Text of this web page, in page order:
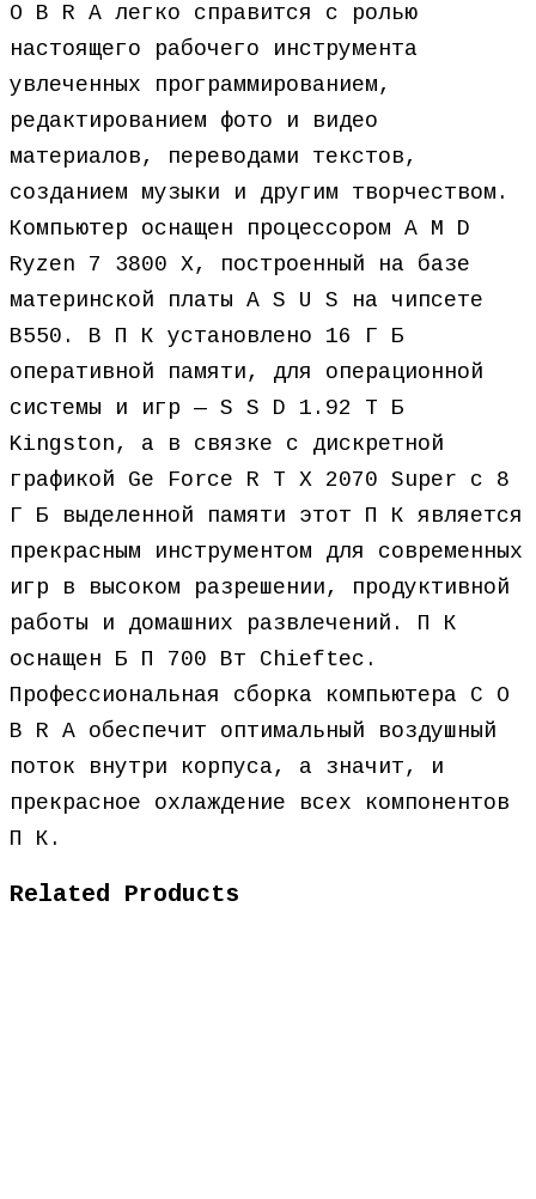
O B R A легко справится с ролью
настоящего рабочего инструмента
увлеченных программированием,
редактированием фото и видео
материалов, переводами текстов,
созданием музыки и другим творчеством.
Компьютер оснащен процессором A M D
Ryzen 7 3800 X, построенный на базе
материнской платы A S U S на чипсете
B550. В П К установлено 16 Г Б
оперативной памяти, для операционной
системы и игр — S S D 1.92 Т Б
Kingston, а в связке с дискретной
графикой Ge Force R T X 2070 Super с 8
Г Б выделенной памяти этот П К является
прекрасным инструментом для современных
игр в высоком разрешении, продуктивной
работы и домашних развлечений. П К
оснащен Б П 700 Вт Chieftec.
Профессиональная сборка компьютера C O
B R A обеспечит оптимальный воздушный
поток внутри корпуса, а значит, и
прекрасное охлаждение всех компонентов
П К.
Related Products